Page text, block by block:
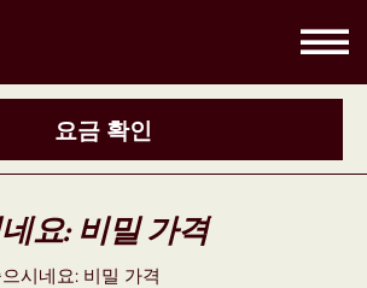
요금 확인
요: 비밀 가격
시네요: 비밀 가격